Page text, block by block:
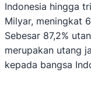
Indonesia hingga
Milyar, meningkat
Sebesar 87,2%
merupakan utang
kepada bangsa